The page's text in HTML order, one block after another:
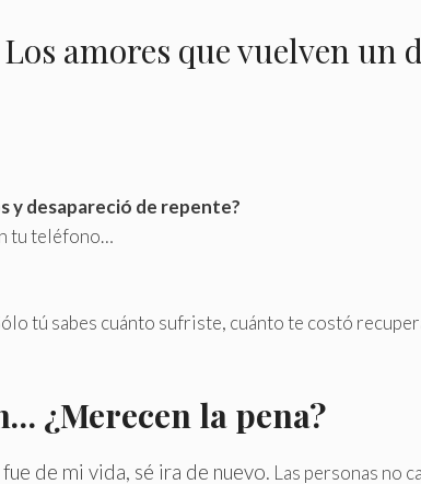
Los amores que vuelven un
y desapareció de repente?
tu teléfono…
tú sabes cuánto sufriste, cuánto te costó
¿Merecen la pena?
de mi vida, sé ira de nuevo. Las personas no